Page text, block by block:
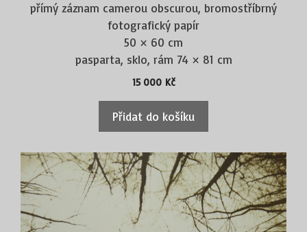
přímý záznam camerou obscurou, bromostříbrný
fotografický papír
50 × 60 cm
pasparta, sklo, rám 74 × 81 cm
15 000 Kč
Přidat do košíku